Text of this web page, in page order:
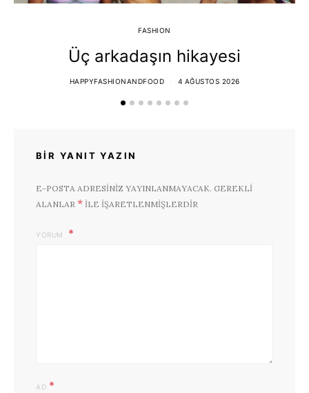
FASHION
Üç arkadaşın hikayesi
HAPPYFASHIONANDFOOD 4 AĞUSTOS 2026
BIR YANIT YAZIN
E-POSTA ADRESINIZ YAYINLANMAYACAK. GEREKLI
ALANLAR * ILE IŞARETLENMIŞLERDIR
YORUM
AD *